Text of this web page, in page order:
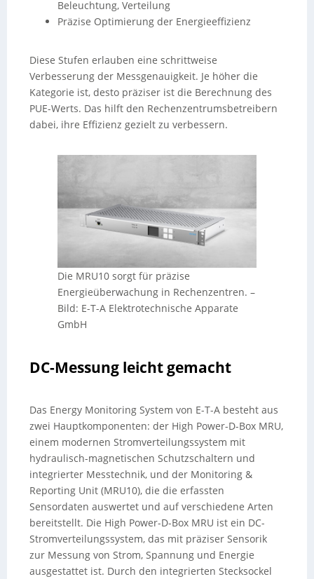
Beleuchtung, Verteilung
Präzise Optimierung der Energieeffizienz
Diese Stufen erlauben eine schrittweise
Verbesserung der Messgenauigkeit. Je höher die
Kategorie ist, desto präziser ist die Berechnung des
PUE-Werts. Das hilft den Rechenzentrumsbetreibern
dabei, ihre Effizienz gezielt zu verbessern.
Die MRU10 sorgt für präzise
Energieüberwachung in Rechenzentren.–
Bild: E-T-A Elektrotechnische Apparate
GmbH
DC-Messung leicht gemacht
Das Energy Monitoring System von E-T-A besteht aus
zwei Hauptkomponenten: der High Power-D-Box MRU,
einem modernen Stromverteilungssystem mit
hydraulisch-magnetischen Schutzschaltern und
integrierter Messtechnik, und der Monitoring &
Reporting Unit (MRU10), die die erfassten
Sensordaten auswertet und auf verschiedene Arten
bereitstellt. Die High Power-D-Box MRU ist ein DC-
Stromverteilungssystem, das mit präziser Sensorik
zur Messung von Strom, Spannung und Energie
ausgestattet ist. Durch den integrierten Stecksockel